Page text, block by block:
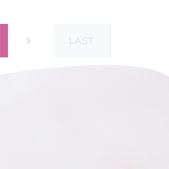
LAST